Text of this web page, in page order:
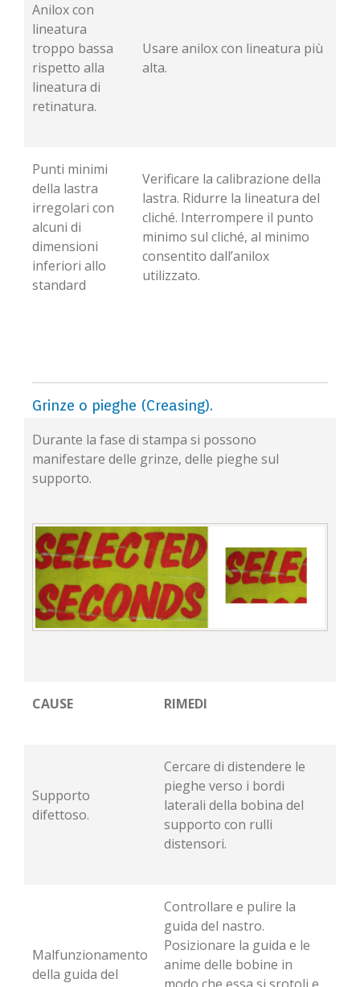
Anilox con
lineatura
troppo bassa
rispetto alla
lineatura di
retinatura.
Usare anilox con lineatura più
alta.
Punti minimi
della lastra
irregolari con
alcuni di
dimensioni
inferiori allo
standard
Verificare la calibrazione della
lastra. Ridurre la lineatura del
cliché. Interrompere il punto
minimo sul cliché, al minimo
consentito dall’anilox
utilizzato.
Grinze o pieghe (Creasing).
Durante la fase di stampa si possono
manifestare delle grinze, delle pieghe sul
supporto.
CAUSE RIMEDI
Supporto
difettoso.
Cercare di distendere le
pieghe verso i bordi
laterali della bobina del
supporto con rulli
distensori.
Malfunzionamento
della guida del
Controllare e pulire la
guida del nastro.
Posizionare la guida e le
anime delle bobine in